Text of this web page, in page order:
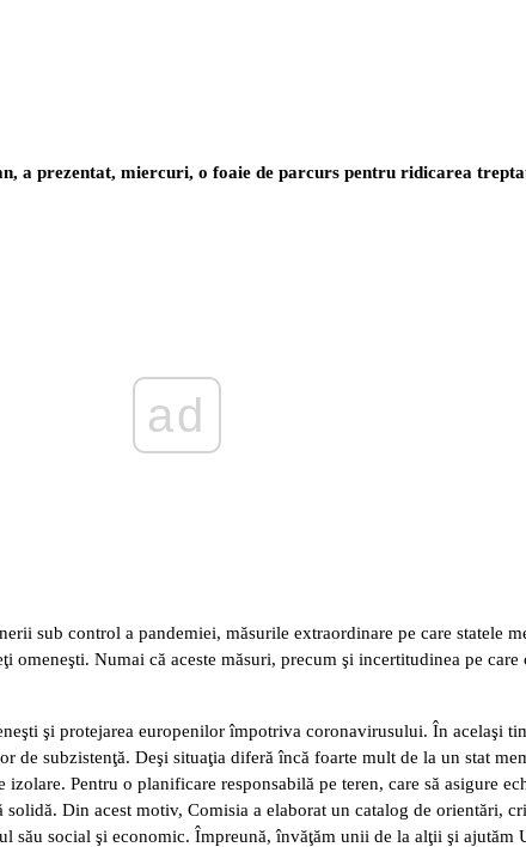
a prezentat, miercuri, o foaie de parcurs pentru ridicarea
ad
sub control a pandemiei, măsurile extraordinare pe care statele
Numai că aceste măsuri, precum şi incertitudinea pe
şi protejarea europenilor împotriva coronavirusului. În acelaşi
de subzistenţă. Deşi situaţia diferă încă foarte mult de la un stat
Pentru o planificare responsabilă pe teren, care să asigure
Din acest motiv, Comisia a elaborat un catalog de orientări,
social şi economic. Împreună, învăţăm unii de la alţii şi ajutăm